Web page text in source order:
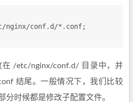
nginx/conf.d/*.conf;
在 /etc/nginx/conf.d/ 目录中，并
结尾。一般情况下，我们比较
分时候都是修改子配置文件。